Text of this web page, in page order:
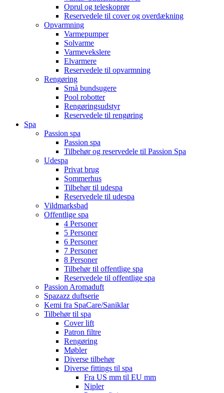
Oprul og teleskoprør
Reservedele til cover og overdækning
Opvarmning
Varmepumper
Solvarme
Varmevekslere
Elvarmere
Reservedele til opvarmning
Rengøring
Små bundsugere
Pool robotter
Rengøringsudstyr
Reservedele til rengøring
Spa
Passion spa
Passion spa
Tilbehør og reservedele til Passion Spa
Udespa
Privat brug
Sommerhus
Tilbehør til udespa
Reservedele til udespa
Vildmarksbad
Offentlige spa
4 Personer
5 Personer
6 Personer
7 Personer
8 Personer
Tilbehør til offentlige spa
Reservedele til offentlige spa
Passion Aromaduft
Spazazz duftserie
Kemi fra SpaCare/Saniklar
Tilbehør til spa
Cover lift
Patron filtre
Rengøring
Møbler
Diverse tilbehør
Diverse fittings til spa
Fra US mm til EU mm
Nipler